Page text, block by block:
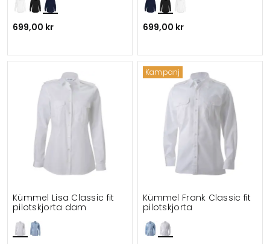
699,00 kr 699,00 kr
Kümmel Lisa Classic fit
pilotskjorta dam
Kampanj
Kümmel Frank Classic fit
pilotskjorta